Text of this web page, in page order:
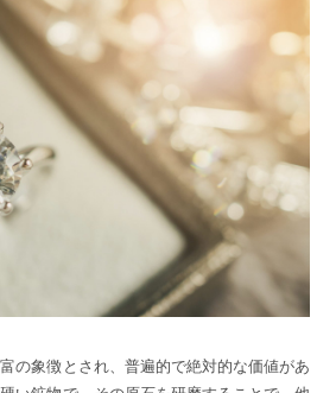
の象徴とされ、普遍的で絶対的な価値があ